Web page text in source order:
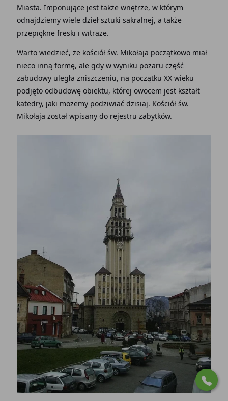
Miasta. Imponujące jest także wnętrze, w którym
odnajdziemy wiele dzieł sztuki sakralnej, a także
przepiękne freski i witraże.
Warto wiedzieć, że kościół św. Mikołaja początkowo miał
nieco inną formę, ale gdy w wyniku pożaru część
zabudowy uległa zniszczeniu, na początku XX wieku
podjęto odbudowę obiektu, której owocem jest kształt
katedry, jaki możemy podziwiać dzisiaj. Kościół św.
Mikołaja został wpisany do rejestru zabytków.